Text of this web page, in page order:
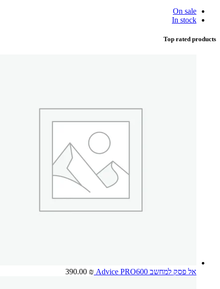
On sale
In stock
Top rated products
אל פסק למחשב Advice PRO600 390.00 ₪